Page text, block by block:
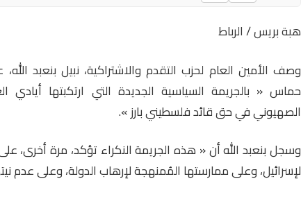
هبة بريس / الرباط
وصف الأمين العام لحزب التقدم والاشتراكية، نبيل بنعبد
حماس « بالجريمة السياسية الجديدة التي ارتكبتها أيادي
الصهيوني في حق قائد فلسطيني بارز ».
وسجل بنعبد الله أن « هذه الجريمة النكراء تؤكد، مرة أخرى،
لإسرائيل، وعلى ممارستها المُمنهجة لإرهاب الدولة، وعلى عدم